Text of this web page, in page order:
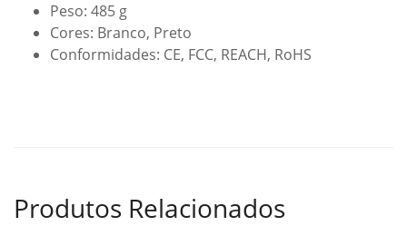
Peso: 485 g
Cores: Branco, Preto
Conformidades: CE, FCC, REACH, RoHS
Produtos Relacionados